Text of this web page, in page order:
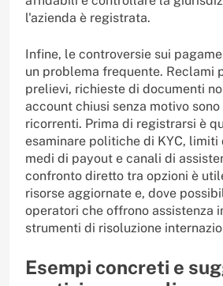
l'azienda è registrata.
Infine, le controversie sui
un problema frequente. Reclami
prelievi, richieste di documenti
account chiusi senza motivo
ricorrenti. Prima di registrarsi è
esaminare politiche di KYC,
medi di payout e canali di
confronto diretto tra opzioni è
risorse aggiornate e, dove
operatori che offrono assistenza
strumenti di risoluzione
Esempi concreti e